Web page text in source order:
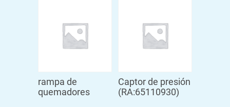
rampa de
quemadores
Captor de presión
(RA:65110930)